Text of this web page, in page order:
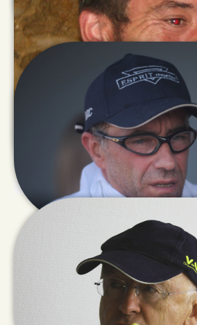
EmmanuelLECLERC
MichelGHIO